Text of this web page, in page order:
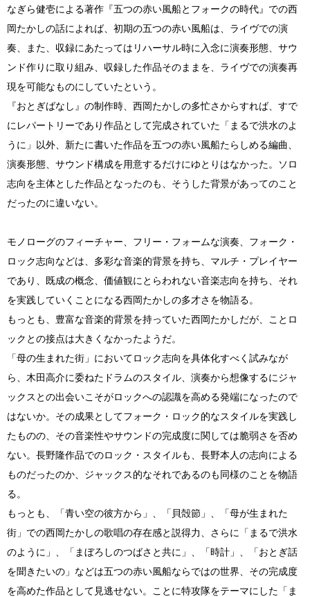
なぎら健壱による著作『五つの赤い風船とフォークの時代』での西
岡たかしの話によれば、初期の五つの赤い風船は、ライヴでの演
奏、また、収録にあたってはリハーサル時に入念に演奏形態、サウ
ンド作りに取り組み、収録した作品そのままを、ライヴでの演奏再
現を可能なものにしていたという。
『おとぎばなし』の制作時、西岡たかしの多忙さからすれば、すで
にレパートリーであり作品として完成されていた「まるで洪水のよ
うに」以外、新たに書いた作品を五つの赤い風船たらしめる編曲、
演奏形態、サウンド構成を用意するだけにゆとりはなかった。ソロ
志向を主体とした作品となったのも、そうした背景があってのこと
だったのに違いない。
モノローグのフィーチャー、フリー・フォームな演奏、フォーク・
ロック志向などは、多彩な音楽的背景を持ち、マルチ・プレイヤー
であり、既成の概念、価値観にとらわれない音楽志向を持ち、それ
を実践していくことになる西岡たかしの多才さを物語る。
もっとも、豊富な音楽的背景を持っていた西岡たかしだが、ことロ
ックとの接点は大きくなかったようだ。
「母の生まれた街」においてロック志向を具体化すべく試みなが
ら、木田高介に委ねたドラムのスタイル、演奏から想像するにジャ
ックスとの出会いこそがロックへの認識を高める発端になったので
はないか。その成果としてフォーク・ロック的なスタイルを実践し
たものの、その音楽性やサウンドの完成度に関しては脆弱さを否め
ない。長野隆作品でのロック・スタイルも、長野本人の志向による
ものだったのか、ジャックス的なそれであるのも同様のことを物語
る。
もっとも、「青い空の彼方から」、「貝殻節」、「母が生まれた
街」での西岡たかしの歌唱の存在感と説得力、さらに「まるで洪水
のように」、「まぼろしのつばさと共に」、「時計」、「おとぎ話
を聞きたいの」などは五つの赤い風船ならではの世界、その完成度
を高めた作品として見逃せない。ことに特攻隊をテーマにした「ま